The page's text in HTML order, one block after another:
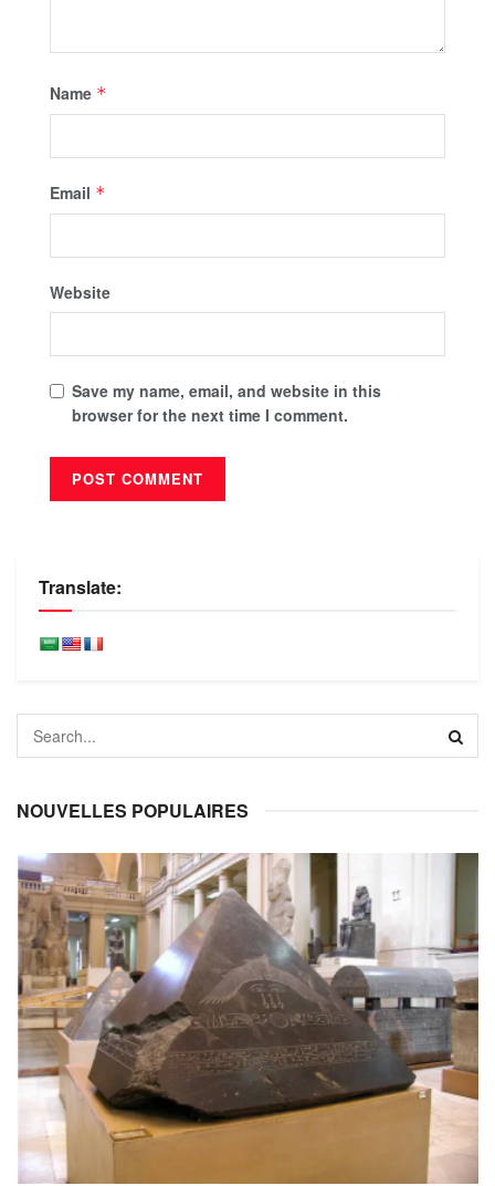
Name *
Email *
Website
Save my name, email, and website in this
browser for the next time I comment.
Translate:
NOUVELLES POPULAIRES